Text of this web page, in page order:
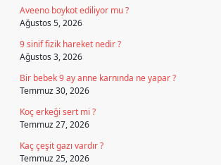
Aveeno boykot ediliyor mu ?
Ağustos 5, 2026
9 sinif fizik hareket nedir ?
Ağustos 3, 2026
Bir bebek 9 ay anne karnında ne yapar ?
Temmuz 30, 2026
Koç erkeği sert mi ?
Temmuz 27, 2026
Kaç çeşit gazı vardır ?
Temmuz 25, 2026